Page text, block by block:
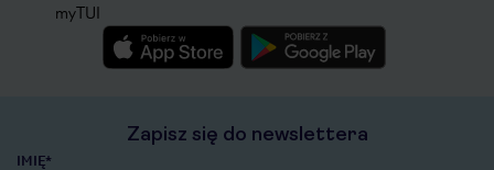
myTUI
Zapisz się do newslettera
IMIĘ*